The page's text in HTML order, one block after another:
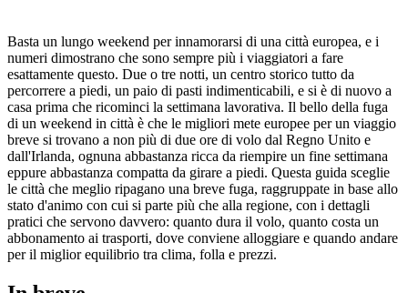
Basta un lungo weekend per innamorarsi di una città europea, e i
numeri dimostrano che sono sempre più i viaggiatori a fare
esattamente questo. Due o tre notti, un centro storico tutto da
percorrere a piedi, un paio di pasti indimenticabili, e si è di nuovo a
casa prima che ricominci la settimana lavorativa. Il bello della fuga
di un weekend in città è che le migliori mete europee per un viaggio
breve si trovano a non più di due ore di volo dal Regno Unito e
dall'Irlanda, ognuna abbastanza ricca da riempire un fine settimana
eppure abbastanza compatta da girare a piedi. Questa guida sceglie
le città che meglio ripagano una breve fuga, raggruppate in base allo
stato d'animo con cui si parte più che alla regione, con i dettagli
pratici che servono davvero: quanto dura il volo, quanto costa un
abbonamento ai trasporti, dove conviene alloggiare e quando andare
per il miglior equilibrio tra clima, folla e prezzi.